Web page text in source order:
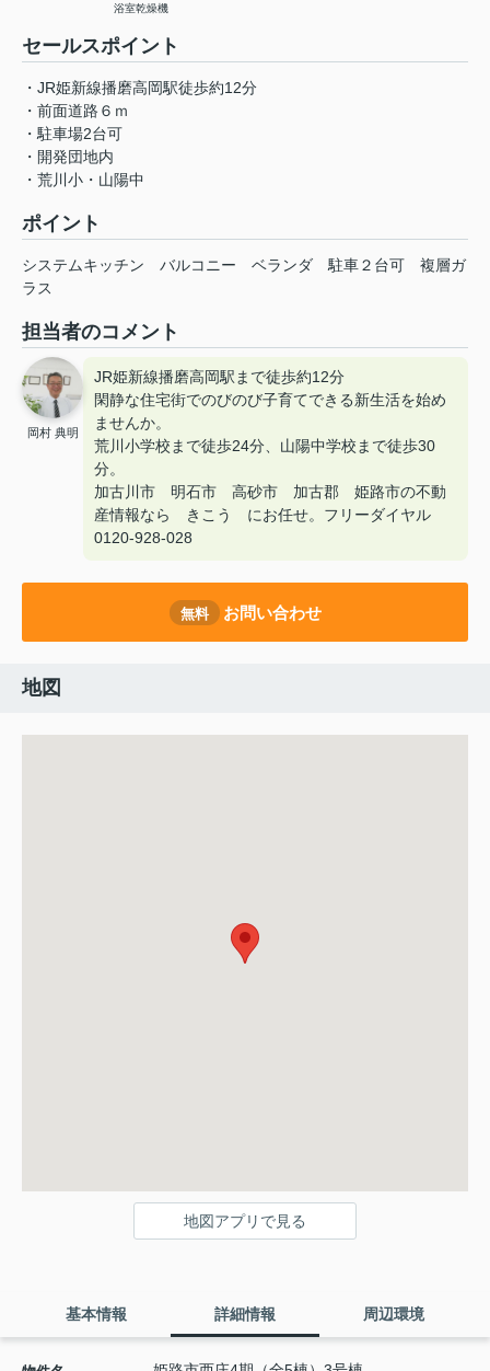
浴室乾燥機
セールスポイント
・JR姫新線播磨高岡駅徒歩約12分
・前面道路６ｍ
・駐車場2台可
・開発団地内
・荒川小・山陽中
ポイント
システムキッチン バルコニー ベランダ 駐車２台可
複層ガ
ラス
担当者のコメント
岡村 典明
JR姫新線播磨高岡駅まで徒歩約12分
閑静な住宅街でのびのび子育てできる新生活を始め
ませんか。
荒川小学校まで徒歩24分、山陽中学校まで徒歩30
分。
加古川市 明石市 高砂市 加古郡 姫路市の不動
産情報なら きこう にお任せ。フリーダイヤル
0120-928-028
無料 お問い合わせ
地図
地図アプリで見る
基本情報 詳細情報 周辺環境